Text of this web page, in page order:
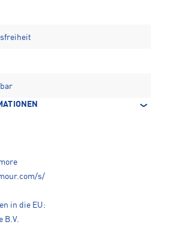
s/
in die EU:
B.V.